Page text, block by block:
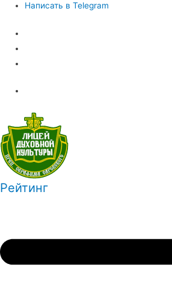
Написать в Telegram
Рейтинг